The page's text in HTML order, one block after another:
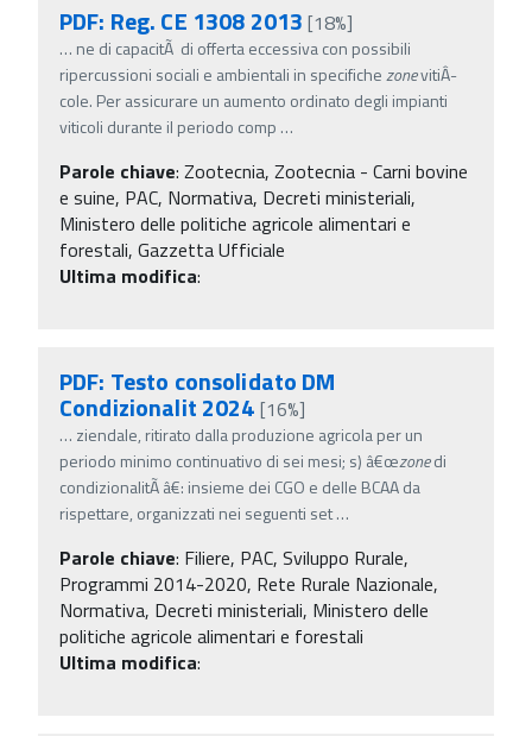
PDF: Reg. CE 1308 2013 [18%]
… ne di capacitÃ di offerta eccessiva con possibili
ripercussioni sociali e ambientali in specifichezonevitiÂ­
cole. Per assicurare un aumento ordinato degli impianti
viticoli durante il periodo comp …
Parole chiave: Zootecnia, Zootecnia - Carni bovine
e suine, PAC, Normativa, Decreti ministeriali,
Ministero delle politiche agricole alimentari e
forestali, Gazzetta Ufficiale
Ultima modifica:
PDF: Testo consolidato DM
Condizionalit 2024 [16%]
… ziendale, ritirato dalla produzione agricola per un
periodo minimo continuativo di sei mesi; s) â€œzonedi
condizionalitÃ â€: insieme dei CGO e delle BCAA da
rispettare, organizzati nei seguenti set…
Parole chiave: Filiere, PAC, Sviluppo Rurale,
Programmi 2014-2020, Rete Rurale Nazionale,
Normativa, Decreti ministeriali, Ministero delle
politiche agricole alimentari e forestali
Ultima modifica: